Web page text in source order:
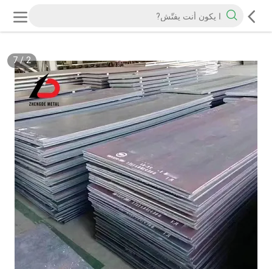
2
/
7